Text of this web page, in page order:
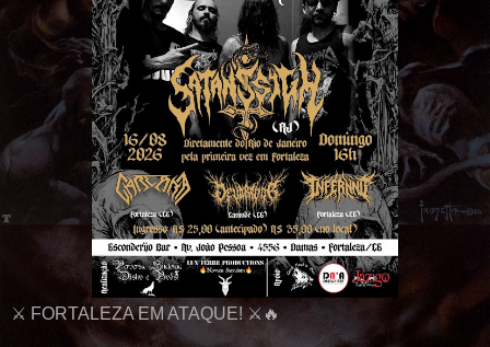
⚔️ FORTALEZA EM ATAQUE! ⚔️🔥